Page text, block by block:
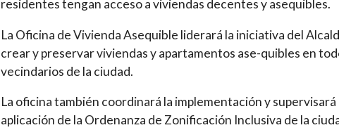
residentes tengan acceso a viviendas decentes y asequibles.
La Oficina de Vivienda Asequible liderará la iniciativa del
crear y preservar viviendas y apartamentos ase-quibles en
vecindarios de la ciudad.
La oficina también coordinará la implementación y supervisará
aplicación de la Ordenanza de Zonificación Inclusiva de la